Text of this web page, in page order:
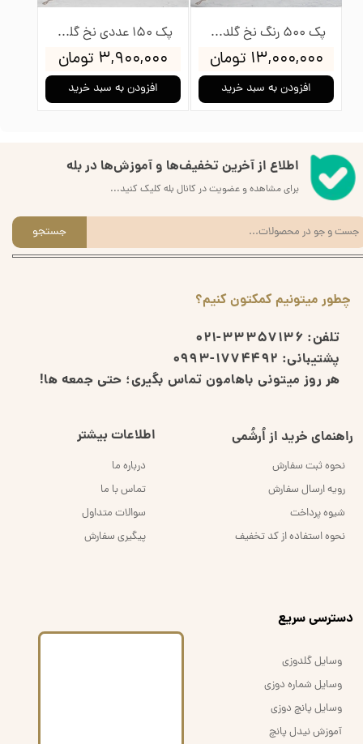
پک 150 عددی نخ گلدوزی پنگوئن
۳,۹۰۰,۰۰۰ تومان
افزودن به سبد خرید
پک 500 رنگ نخ گلدوزی پنگوئن
۱۳,۰۰۰,۰۰۰ تومان
افزودن به سبد خرید
چطور میتونیم کمکتون کنیم؟
تلفن: 33357136-021
پشتیبانی: 1774492-0993
هر روز میتونی باهامون تماس بگیری؛ حتی جمعه ها!
راهنمای خرید از اُرشُمی
نحوه ثبت سفارش
رویه ارسال سفارش
شیوه پرداخت
نحوه استفاده از کد تخفیف
اطلاعات بیشتر
درباره ما
تماس با ما
سوالات متداول
پیگیری سفارش
اطلاع از آخرین تخفیف‌ها و آموزش‌ها در بله
برای مشاهده و عضویت در کانال بله کلیک کنید...
جستجو
​دسترسی سریع
وسایل گلدوزی
وسایل شماره دوزی
وسایل پانچ دوزی
آموزش نیدل پانچ